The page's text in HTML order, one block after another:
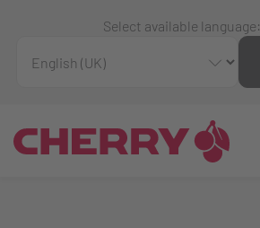
Select available language: